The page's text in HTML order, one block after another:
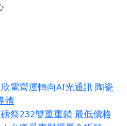
欣電營運轉向AI光通訊 陶瓷
體
磅祭232雙重重鎖 最低價格